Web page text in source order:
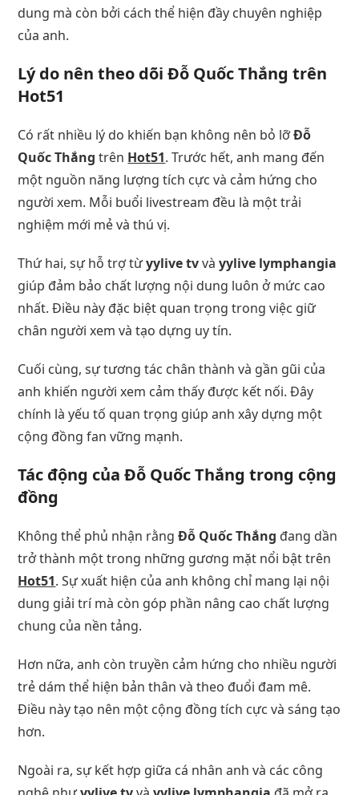
dung mà còn bởi cách thể hiện đầy chuyên nghiệp
của anh.
Lý do nên theo dõi Đỗ Quốc Thắng trên
Hot51
Có rất nhiều lý do khiến bạn không nên bỏ lỡĐỗ
Quốc Thắng trên Hot51. Trước hết, anh mang đến
một nguồn năng lượng tích cực và cảm hứng cho
người xem. Mỗi buổi livestream đều là một trải
nghiệm mới mẻ và thú vị.
Thứ hai, sự hỗ trợ từyylive tvvàyylive lymphangia
giúp đảm bảo chất lượng nội dung luôn ở mức cao
nhất. Điều này đặc biệt quan trọng trong việc giữ
chân người xem và tạo dựng uy tín.
Cuối cùng, sự tương tác chân thành và gần gũi của
anh khiến người xem cảm thấy được kết nối. Đây
chính là yếu tố quan trọng giúp anh xây dựng một
cộng đồng fan vững mạnh.
Tác động của Đỗ Quốc Thắng trong cộng
đồng
Không thể phủ nhận rằngĐỗ Quốc Thắng đang dần
trở thành một trong những gương mặt nổi bật trên
Hot51. Sự xuất hiện của anh không chỉ mang lại nội
dung giải trí mà còn góp phần nâng cao chất lượng
chung của nền tảng.
Hơn nữa, anh còn truyền cảm hứng cho nhiều người
trẻ dám thể hiện bản thân và theo đuổi đam mê.
Điều này tạo nên một cộng đồng tích cực và sáng tạo
hơn.
Ngoài ra, sự kết hợp giữa cá nhân anh và các công